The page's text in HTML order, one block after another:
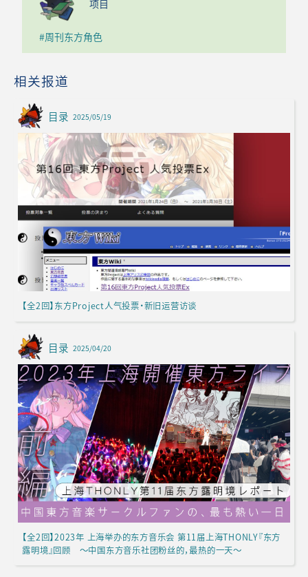
项目
#周刊东方角色
相关报道
目录 2025/05/19
【全2回】东方Project人气投票·新旧运营访谈
目录 2025/04/20
【全2回】2023年 上海举办的东方音乐会 第11届上海THONLY『东方
露明境』回顾 ～中国东方音乐社团粉丝的，最热的一天～